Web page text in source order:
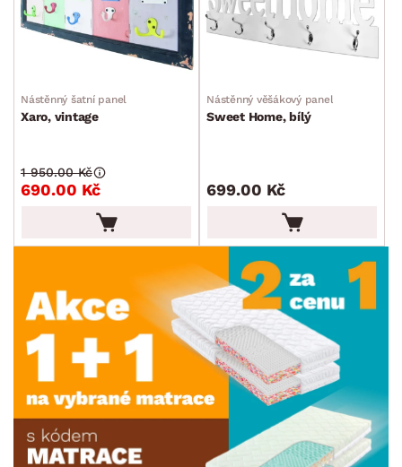
Nástěnný šatní panel
Xaro, vintage
690.00 Kč
1 950.00 Kč
Nástěnný věšákový panel
Sweet Home, bílý
699.00 Kč